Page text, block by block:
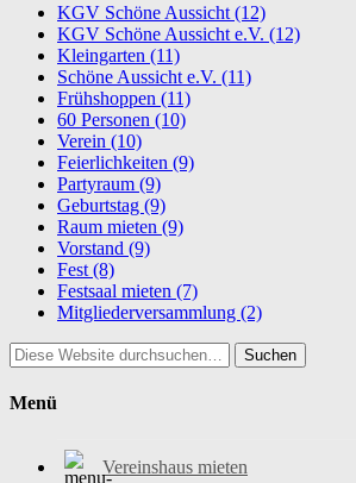
KGV Schöne Aussicht (12)
KGV Schöne Aussicht e.V. (12)
Kleingarten (11)
Schöne Aussicht e.V. (11)
Frühshoppen (11)
60 Personen (10)
Verein (10)
Feierlichkeiten (9)
Partyraum (9)
Geburtstag (9)
Raum mieten (9)
Vorstand (9)
Fest (8)
Festsaal mieten (7)
Mitgliederversammlung (2)
Suchen
Menü
Vereinshaus mieten